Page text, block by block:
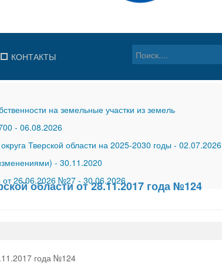
КОНТАКТЫ
на земельные участки из земель
- 06.08.2026
Тверской области на 2025-2030 годы - 02.07.2026
- 30.11.2020
от 26.06.2026 №27 - 30.06.2026
области от 28.11.2017 года №124
года №124